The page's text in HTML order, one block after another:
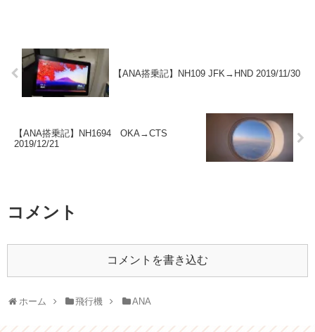
【ANA搭乗記】NH109 JFK→HND 2019/11/30
【ANA搭乗記】NH1694 OKA→CTS
2019/12/21
コメント
コメントを書き込む
ホーム 飛行機 ANA